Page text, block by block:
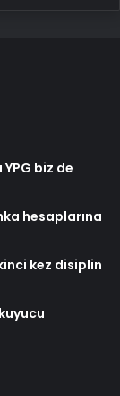
biz de
hesaplarına
kez disiplin